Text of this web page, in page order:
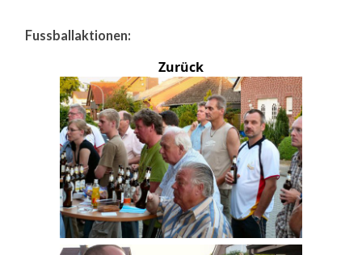
Fussballaktionen:
Zurück